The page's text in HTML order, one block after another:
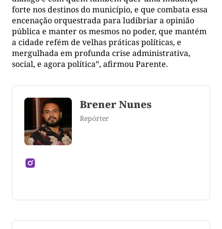
forte nos destinos do município, e que combata essa
encenação orquestrada para ludibriar a opinião
pública e manter os mesmos no poder, que mantém
a cidade refém de velhas práticas políticas, e
mergulhada em profunda crise administrativa,
social, e agora política”, afirmou Parente.
Brener Nunes
Repórter
Tocantins